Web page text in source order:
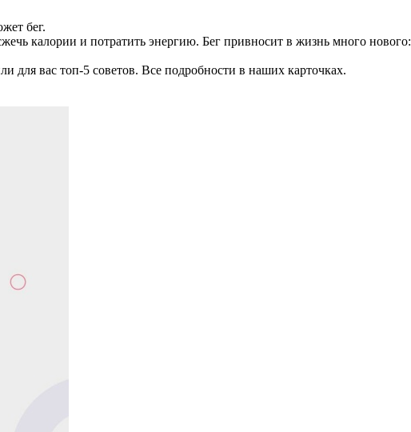
бег.
калории и потратить энергию. Бег привносит в жизнь много
для вас топ-5 советов. Все подробности в наших карточках.